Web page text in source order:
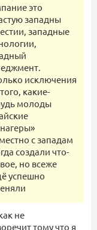
это
западны
западные
исключения
какие-
молоды
с западам
создали что-
но всеже
успешно
не
тому что я